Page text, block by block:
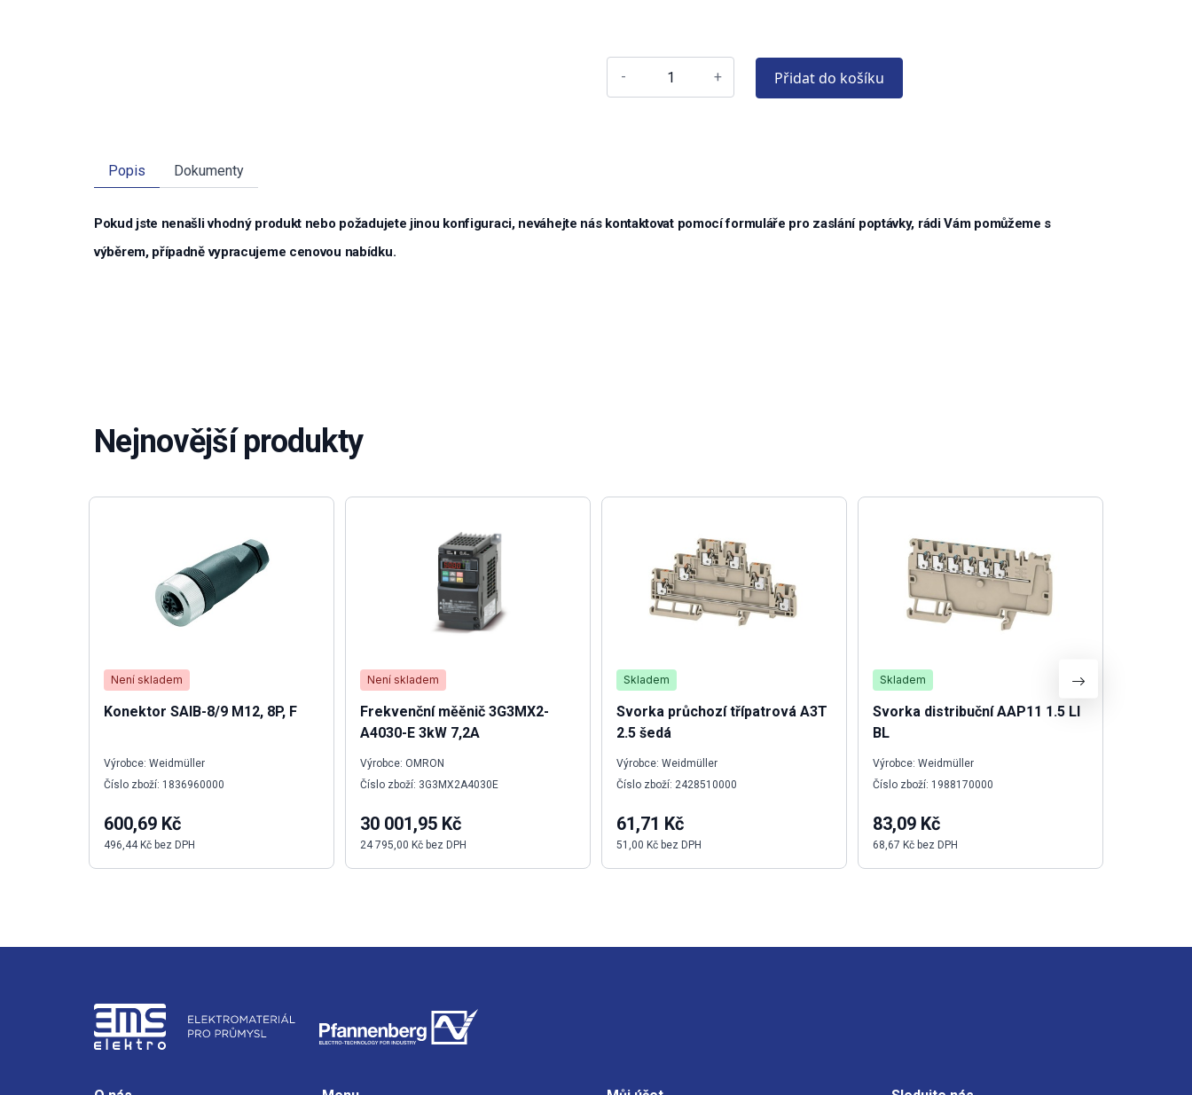
- + Přidat do košíku
Popis Dokumenty
Pokud jste nenašli vhodný produkt nebo požadujete jinou konfiguraci, neváhejte nás kontaktovat pomocí formuláře pro zaslání poptávky, rádi Vám pomůžeme s
výběrem, případně vypracujeme cenovou nabídku.
Nejnovější produkty
Není skladem
Konektor SAIB-8/9 M12, 8P, F
Výrobce: Weidmüller
Číslo zboží: 1836960000
600,69 Kč
496,44 Kč bez DPH
Není skladem
Frekvenční měěnič 3G3MX2-
A4030-E 3kW 7,2A
Výrobce: OMRON
Číslo zboží: 3G3MX2A4030E
30 001,95 Kč
24 795,00 Kč bez DPH
Skladem
Svorka průchozí třípatrová A3T
2.5 šedá
Výrobce: Weidmüller
Číslo zboží: 2428510000
61,71 Kč
51,00 Kč bez DPH
Skladem
Svorka distribuční AAP11 1.5 LI
BL
Výrobce: Weidmüller
Číslo zboží: 1988170000
83,09 Kč
68,67 Kč bez DPH